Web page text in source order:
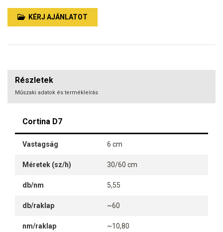
KÉRJ AJÁNLATOT
Részletek
Műszaki adatok és termékleírás
Cortina D7
Vastagság 6 cm
Méretek (sz/h) 30/60 cm
db/nm 5,55
db/raklap ~60
nm/raklap ~10,80